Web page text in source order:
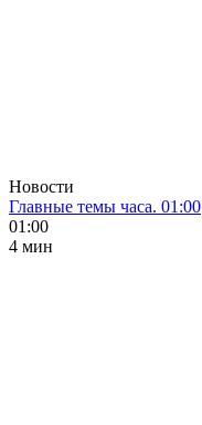
Новости
Главные темы часа. 01:00
01:00
4 мин